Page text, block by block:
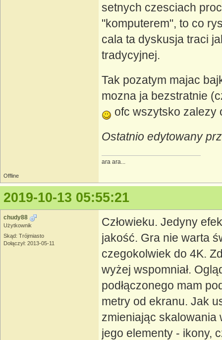
setnych czesciach
"komputerem", to co
cala ta dyskusja traci
tradycyjnej.
Tak pozatym majac
mozna ja bezstratnie
ofc wszytsko zalezy
Ostatnio edytowany
ara ara...
Offline
2019-10-13 05:55:21
chudy88
Użytkownik
Skąd: Trójmiasto
Dołączył: 2013-05-11
Człowieku. Jedyny
jakość. Gra nie warta
czegokolwiek do 4K.
wyżej wspomniał.
podłączonego mam
metry od ekranu. Jak
zmieniając skalowania
jego elementy - ikony,